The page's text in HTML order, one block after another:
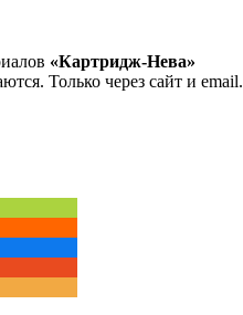
«Картридж-Нева»
Только через сайт и email.